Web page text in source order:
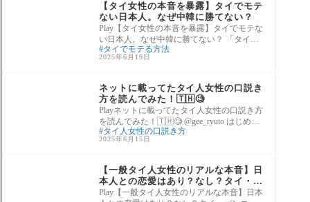
【タイ女性の本音を暴露】タイでモテ
ない日本人。なぜ中韓に勝てない？
Play【タイ女性の本音を暴露】タイでモテな
い日本人。なぜ中韓に勝てない？ 「タイで
は日本人が一番モテる」──そんな甘い幻想
を
タイでモテる方法
2025年6月19日
ネットに載ってたタイ人女性の口説き
方を読んでみた！🇹🇭🧐
Playネットに載ってたタイ人女性の口説き方
を読んでみた！🇹🇭🧐 @gee_ryuto はじめま
して、ピムともうします 日本語を勉
タイ人女性の口説き方
2025年6月15日
【一般タイ人女性のリアルな本音】日
本人との恋愛はあり？なし？タイ・バ
ンコクに住むタイ人女性にアンケー
Play【一般タイ人女性のリアルな本音】日本